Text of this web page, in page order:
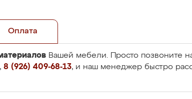
Оплата
Вашей мебели. Просто позвоните
, 8 (926) 409-68-13, и наш менеджер быстро